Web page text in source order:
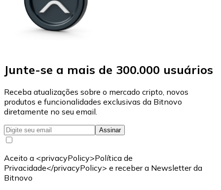
Junte-se a mais de 300.000 usuários
Receba atualizações sobre o mercado cripto, novos
produtos e funcionalidades exclusivas da Bitnovo
diretamente no seu email.
Assinar
Aceito a <privacyPolicy>Política de
Privacidade</privacyPolicy> e receber a Newsletter da
Bitnovo